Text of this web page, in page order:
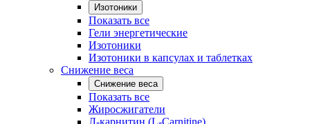
Изотоники
Показать все
Гели энергетические
Изотоники
Изотоники в капсулах и таблетках
Снижение веса
Снижение веса
Показать все
Жиросжигатели
Л-карнитин (L-Carnitine)